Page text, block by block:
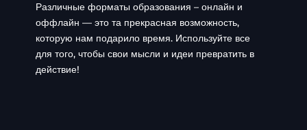
Различные форматы образования – онлайн и
оффлайн — это та прекрасная возможность,
которую нам подарило время. Используйте все
для того, чтобы свои мысли и идеи превратить в
действие!